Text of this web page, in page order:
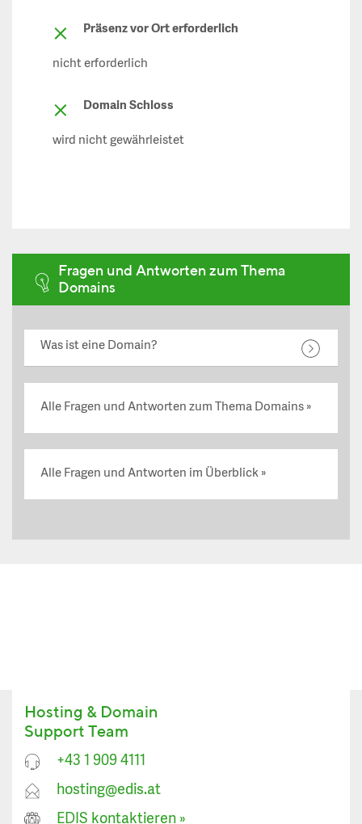
Präsenz vor Ort erforderlich
nicht erforderlich
Domain Schloss
wird nicht gewährleistet
Fragen und Antworten zum Thema
Domains
Was ist eine Domain?
Alle Fragen und Antworten zum Thema Domains
Alle Fragen und Antworten im Überblick
Hosting & Domain
Support Team
+43 1 909 4111
hosting@edis.at
EDIS kontaktieren »